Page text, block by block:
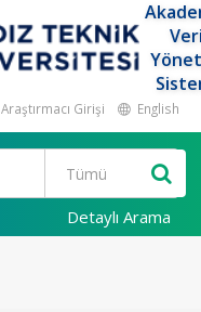
Araştırmacı Girişi English
Detaylı Arama